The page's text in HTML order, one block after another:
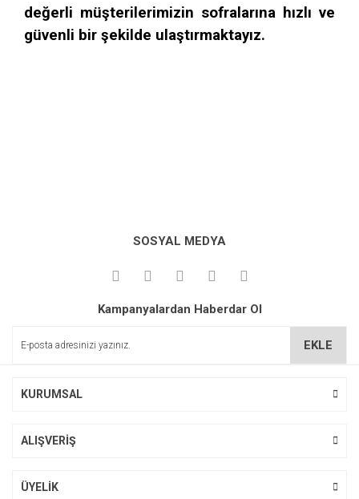
değerli müşterilerimizin sofralarına hızlı ve
güvenli bir şekilde ulaştırmaktayız.
resmen. Sipariş veren herkese afiyet olsun. Tek sorun ürünün
soğuk zincirle gelmemesiydi fakat güzel kutulandığı için herhangi
Görüş ve önerileriniz için teşekkür ederiz.
Ürün açıklamasında eksik bilgiler bulunuyor.
SOSYAL MEDYA
Kampanyalardan Haberdar Ol
EKLE
KURUMSAL
ALIŞVERİŞ
ÜYELİK